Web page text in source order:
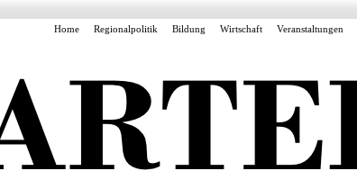
Home Regionalpolitik Bildung Wirtschaft Veranstaltungen